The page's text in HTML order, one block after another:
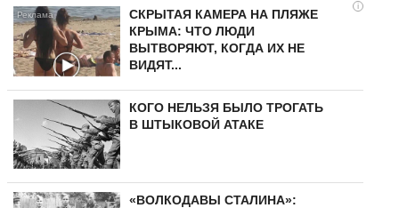
i
СКРЫТАЯ КАМЕРА НА ПЛЯЖЕ
КРЫМА: ЧТО ЛЮДИ
ВЫТВОРЯЮТ, КОГДА ИХ НЕ
ВИДЯТ...
КОГО НЕЛЬЗЯ БЫЛО ТРОГАТЬ
В ШТЫКОВОЙ АТАКЕ
«ВОЛКОДАВЫ СТАЛИНА»: